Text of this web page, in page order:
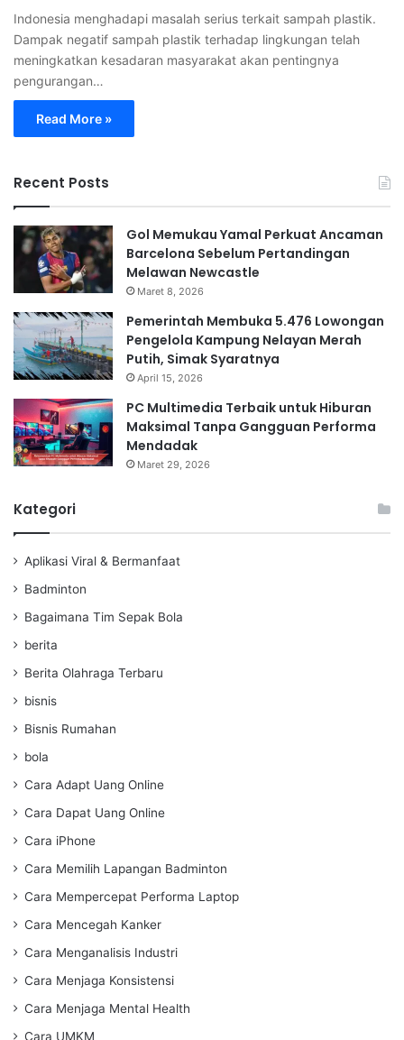
Indonesia menghadapi masalah serius terkait sampah plastik.
Dampak negatif sampah plastik terhadap lingkungan telah
meningkatkan kesadaran masyarakat akan pentingnya
pengurangan…
Read More »
Recent Posts
Gol Memukau Yamal Perkuat Ancaman
Barcelona Sebelum Pertandingan
Melawan Newcastle
Maret 8, 2026
Pemerintah Membuka 5.476 Lowongan
Pengelola Kampung Nelayan Merah
Putih, Simak Syaratnya
April 15, 2026
PC Multimedia Terbaik untuk Hiburan
Maksimal Tanpa Gangguan Performa
Mendadak
Maret 29, 2026
Kategori
Aplikasi Viral & Bermanfaat
Badminton
Bagaimana Tim Sepak Bola
berita
Berita Olahraga Terbaru
bisnis
Bisnis Rumahan
bola
Cara Adapt Uang Online
Cara Dapat Uang Online
Cara iPhone
Cara Memilih Lapangan Badminton
Cara Mempercepat Performa Laptop
Cara Mencegah Kanker
Cara Menganalisis Industri
Cara Menjaga Konsistensi
Cara Menjaga Mental Health
Cara UMKM